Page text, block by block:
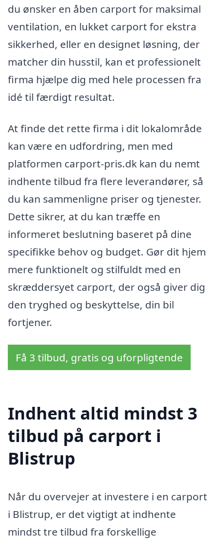
du ønsker en åben carport for maksimal
ventilation, en lukket carport for ekstra
sikkerhed, eller en designet løsning, der
matcher din husstil, kan et professionelt
firma hjælpe dig med hele processen fra
idé til færdigt resultat.
At finde det rette firma i dit lokalområde
kan være en udfordring, men med
platformen carport-pris.dk kan du nemt
indhente tilbud fra flere leverandører, så
du kan sammenligne priser og tjenester.
Dette sikrer, at du kan træffe en
informeret beslutning baseret på dine
specifikke behov og budget. Gør dit hjem
mere funktionelt og stilfuldt med en
skræddersyet carport, der også giver dig
den tryghed og beskyttelse, din bil
fortjener.
Få 3 tilbud, gratis og uforpligtende
Indhent altid mindst 3
tilbud på carport i
Blistrup
Når du overvejer at investere i en carport
i Blistrup, er det vigtigt at indhente
mindst tre tilbud fra forskellige